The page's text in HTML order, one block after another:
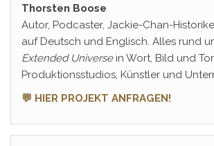
Thorsten Boose
Autor, Podcaster, Jackie-Chan-
auf Deutsch und Englisch. Alles rund
Extended Universein Wort, Bild und
Produktionsstudios, Künstler und
💬 HIER PROJEKT ANFRAGEN!